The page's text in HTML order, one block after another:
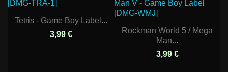
Tetris - Game Boy Label...
3,99 €
Rockman World 5 / Mega
Man...
3,99 €